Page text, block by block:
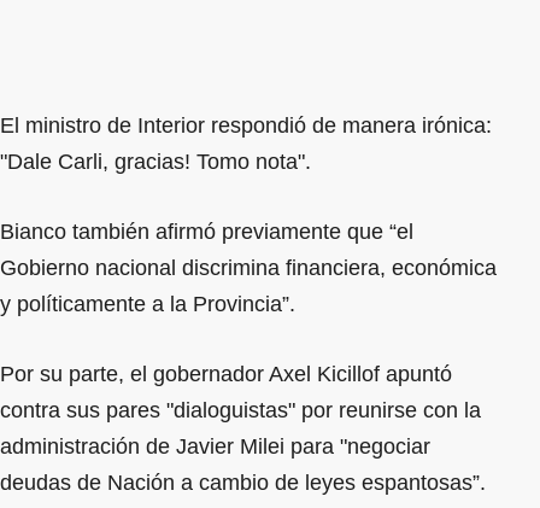
El ministro de Interior respondió de manera irónica:
"Dale Carli, gracias! Tomo nota".
Bianco también afirmó previamente que “el
Gobierno nacional discrimina financiera, económica
y políticamente a la Provincia”.
Por su parte, el gobernador Axel Kicillof apuntó
contra sus pares "dialoguistas" por reunirse con la
administración de Javier Milei para "negociar
deudas de Nación a cambio de leyes espantosas”.